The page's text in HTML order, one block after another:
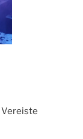
Vereiste